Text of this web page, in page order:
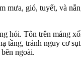
mưa, gió, tuyết, và
hói. Tôn trên máng
tầng, tránh nguy cơ
ngoài.